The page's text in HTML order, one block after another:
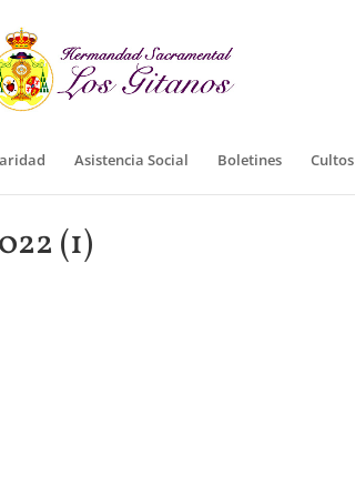
Asistencia Social Boletines Cultos
(1)